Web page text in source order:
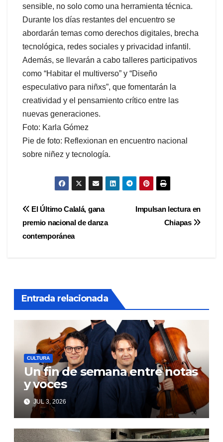
sensible, no solo como una herramienta técnica.
Durante los días restantes del encuentro se
abordarán temas como derechos digitales, brecha
tecnológica, redes sociales y privacidad infantil.
Además, se llevarán a cabo talleres participativos
como “Habitar el multiverso” y “Diseño
especulativo para niñxs”, que fomentarán la
creatividad y el pensamiento crítico entre las
nuevas generaciones.
Foto: Karla Gómez
Pie de foto: Reflexionan en encuentro nacional
sobre niñez y tecnología.
Navegación
de
Impulsan lectura en
Chiapas
El Último Calalá, gana
premio nacional de danza
contemporánea
Entrada relacionada
CULTURA
Un fin de semana entre notas
y voces
JUL 3, 2026